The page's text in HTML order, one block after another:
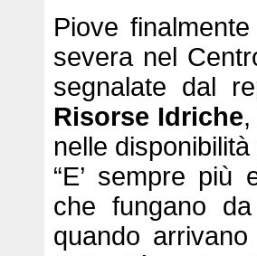
Piove
severa nel
segnalate dal
Risorse Idriche
nelle disponibilità
“E’ sempre più
che fungano
quando